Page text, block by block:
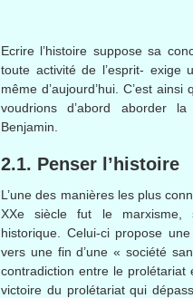
Ecrire l’histoire supposesa
toute activitéde l’esprit- exige
même d’aujourd’hui. C’est ainsi
voudrions
d’abord aborderla
Benjamin.
2.1. Penser l’histoire
L’une des manièresles plus
XXe
siècle fut le marxisme,
historique
Celui-cipropose une
vers unefind’une « société
contradictionentre le prolétariat
victoire du prolétariatqui